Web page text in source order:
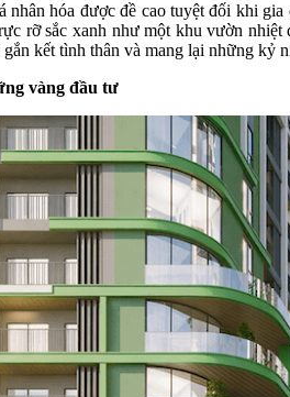
nhân hóa được đề cao tuyệt đối khi
rỡ sắc xanh như một khu vườn
kết tình thân và mang lại những kỷ
vàng đầu tư